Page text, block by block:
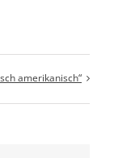
amerikanisch“